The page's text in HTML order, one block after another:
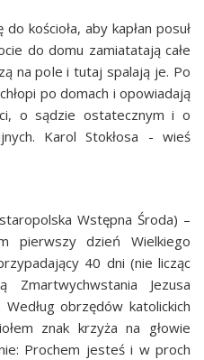
kościoła, aby kapłan posuł
do domu zamiatatają całe
na pole i tutaj spalają je. Po
po domach i opowiadają
o sądzie ostatecznym i o
Karol Stokłosa - wieś
Wstępna Środa) –
pierwszy dzień Wielkiego
40 dni (nie licząc
Jezusa
obrzędów katolickich
znak krzyża na głowie
Prochem jesteś i w proch